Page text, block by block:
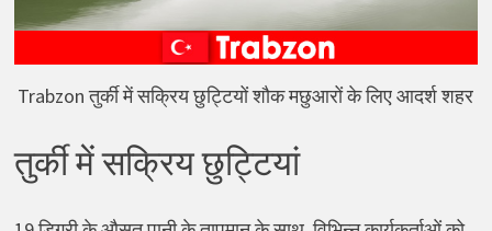
Trabzon तुर्की में सक्रिय छुट्टियों शौक मछुआरों के लिए आदर्श शहर
तुर्की में सक्रिय छुट्टियां